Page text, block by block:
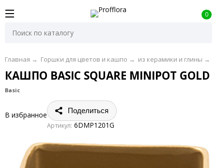
0
Главная → Горшки для цветов и кашпо → из керамики и глины →
КАШПО BASIC SQUARE MINIPOT GOLD
Basic
В избранное
Поделиться
Артикул: 6DMP1201G